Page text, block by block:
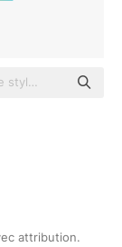
attribution.